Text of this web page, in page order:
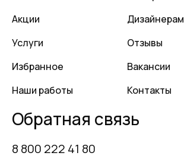
Акции
Услуги
Избранное
Наши работы
Дизайнерам
Отзывы
Вакансии
Контакты
Обратная связь
8 800 222 41 80